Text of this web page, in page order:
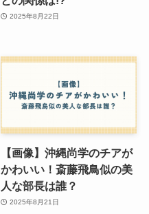
2025年8月22日
【画像】沖縄尚学のチアが
かわいい！斎藤飛鳥似の美
人な部長は誰？
2025年8月21日